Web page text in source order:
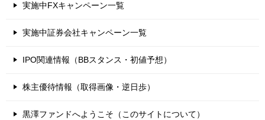
実施中FXキャンペーン一覧
実施中証券会社キャンペーン一覧
IPO関連情報（BBスタンス・初値予想）
株主優待情報（取得画像・逆日歩）
黒澤ファンドへようこそ（このサイトについて）